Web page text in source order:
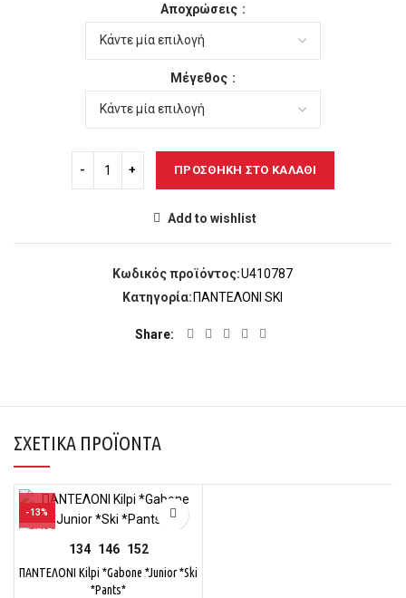
was:
69,00€.
Αποχρώσεις
Μέγεθος
ΠΡΟΣΘΉΚΗ ΣΤΟ ΚΑΛΆΘΙ
Add to wishlist
Κωδικός προϊόντος:U410787
Κατηγορία:ΠΑΝΤΕΛΟΝΙ SKI
Share
ΣΧΕΤΙΚΆ ΠΡΟΪΌΝΤΑ
-13%
134 146 152
ΠΑΝΤΕΛΟΝΙ Kilpi *Gabone *Junior *Ski
*Pants*